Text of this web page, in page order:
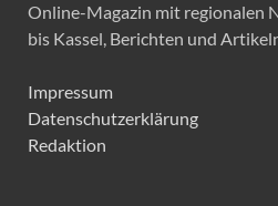
Online-Magazin mit regionalen
bis Kassel, Berichten und
Impressum
Datenschutzerklärung
Redaktion